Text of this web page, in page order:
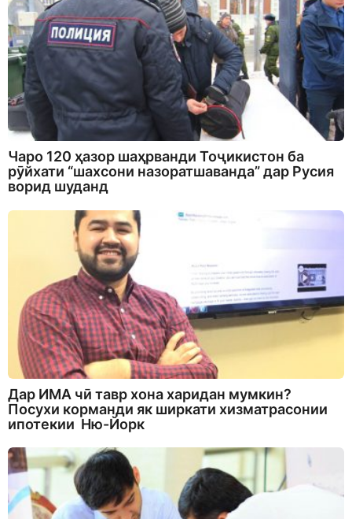
Чаро 120 ҳазор шаҳрванди Тоҷикистон ба
рӯйхати “шахсони назоратшаванда” дар Русия
ворид шуданд
Дар ИМА чӣ тавр хона харидан мумкин?
Посухи корманди як ширкати хизматрасонии
ипотекии Ню-Йорк